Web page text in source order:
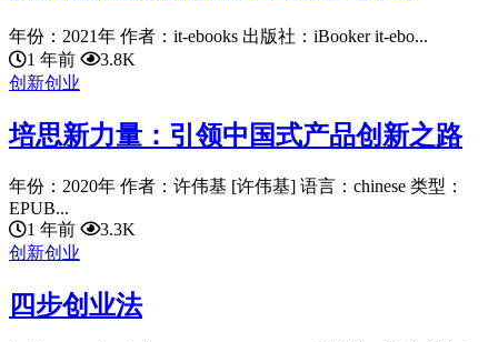
年份：2021年 作者：it-ebooks 出版社：iBooker it-ebo...
1 年前
3.8K
创新创业
培思新力量：引领中国式产品创新之路
年份：2020年 作者：许伟基 [许伟基] 语言：chinese 类型：
EPUB...
1 年前
3.3K
创新创业
四步创业法